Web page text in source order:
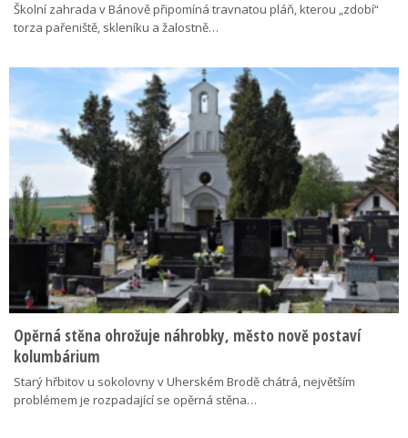
Školní zahrada v Bánově připomíná travnatou pláň, kterou „zdobí“
torza pařeniště, skleníku a žalostně…
Opěrná stěna ohrožuje náhrobky, město nově postaví
kolumbárium
Starý hřbitov u sokolovny v Uherském Brodě chátrá, největším
problémem je rozpadající se opěrná stěna…